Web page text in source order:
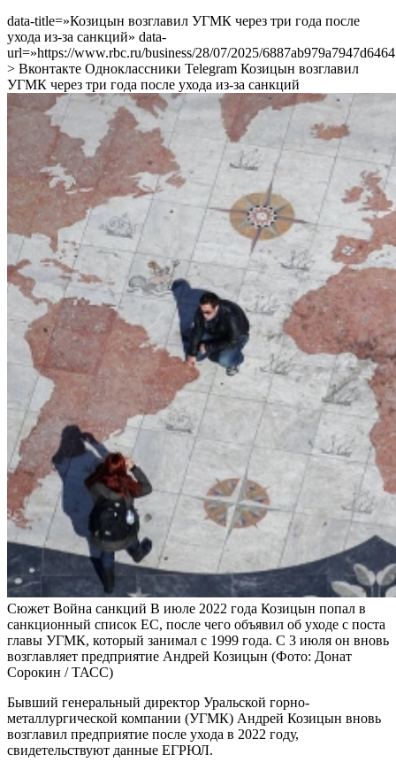
data-title=»Козицын возглавил УГМК через три года после
ухода из-за санкций» data-
url=»https://www.rbc.ru/business/28/07/2025/
> Вконтакте Одноклассники Telegram Козицын возглавил
УГМК через три года после ухода из-за санкций
Сюжет Война санкций В июле 2022 года Козицын попал в
санкционный список ЕС, после чего объявил об уходе с поста
главы УГМК, который занимал с 1999 года. С 3 июля он вновь
возглавляет предприятие Андрей Козицын (Фото: Донат
Сорокин / ТАСС)
Бывший генеральный директор Уральской горно-
металлургической компании (УГМК) Андрей Козицын вновь
возглавил предприятие после ухода в 2022 году,
свидетельствуют данные ЕГРЮЛ.